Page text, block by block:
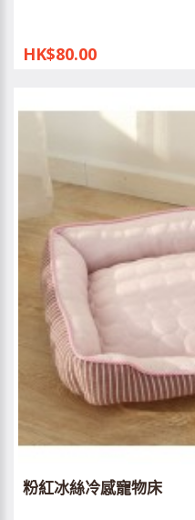
HK$80.00
粉紅冰絲冷感寵物床